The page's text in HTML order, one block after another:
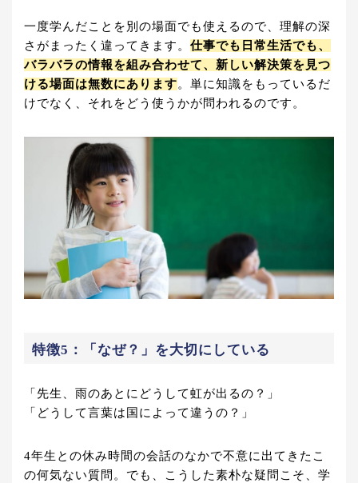
一度学んだことを別の場面でも使えるので、理解の深
さがまったく違ってきます。 仕事でも日常生活でも、
バラバラの情報を組み合わせて、新しい解決策を見つ
ける場面は無数にあります。単に知識をもっているだ
けでなく、それをどう使うかが問われるのです。
特徴5：「なぜ？」を大切にしている
「先生、雨のあとにどうして虹が出るの？」
「どうして言葉は国によって違うの？」
4年生との休み時間の会話のなかで不意に出てきたこ
の何気ない質問。でも、こうした素朴な疑問こそ、学